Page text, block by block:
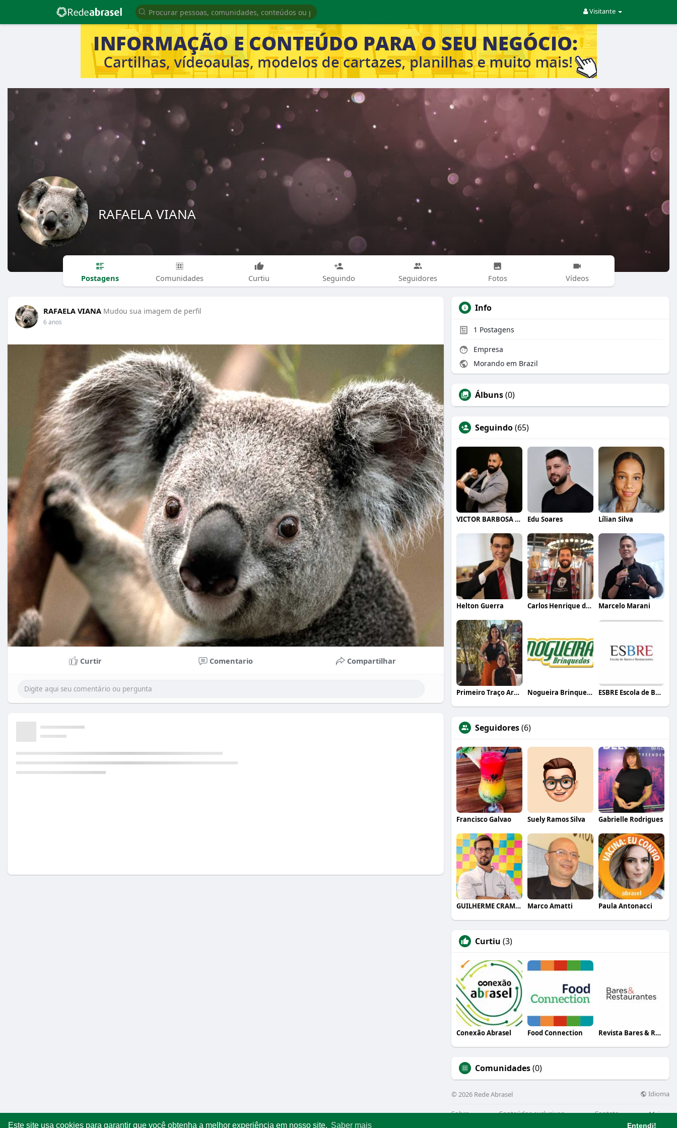
Este site usa cookies para garantir que você obtenha a melhor experiência em nosso site. Saber mais Entendi!
Visitante
RAFAELA VIANA
Postagens Comunidades Curtiu Seguindo Seguidores Fotos Vídeos
RAFAELA VIANA Mudou sua imagem de perfil
6 anos
Curtir Comentario Compartilhar
Info
1 Postagens
Empresa
Morando em Brazil
Álbuns(0)
Seguindo(65)
VICTOR BARBOSA QUARANTA Edu Soares Lílian Silva
Helton Guerra Carlos Henrique de Faria Vasconcelos Marcelo Marani
Primeiro Traço Arquitetura Nogueira Brinquedos ESBRE Escola de Bares e Restaurantes
Seguidores(6)
Francisco Galvao Suely Ramos Silva Gabrielle Rodrigues
GUILHERME CRAMER BALLE Marco Amatti Paula Antonacci
Curtiu (3)
Conexão Abrasel Food Connection Revista Bares & Restaurantes
Comunidades(0)
© 2026 Rede Abrasel Idioma
Sobre Conteúdos exclusivos Contato Mais